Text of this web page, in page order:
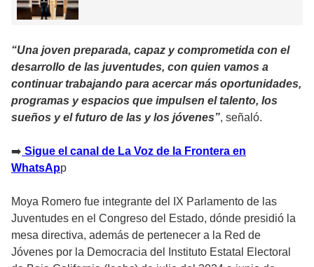
“Una joven preparada, capaz y comprometida con el
desarrollo de las juventudes, con quien vamos a
continuar trabajando para acercar más oportunidades,
programas y espacios que impulsen el talento, los
sueños y el futuro de las y los jóvenes”, señaló.
‎➡ ️ Sigue el canal de La Voz de la Frontera en
WhatsApp
Moya Romero fue integrante del IX Parlamento de las
Juventudes en el Congreso del Estado, dónde presidió la
mesa directiva, además de pertenecer a la Red de
Jóvenes por la Democracia del Instituto Estatal Electoral